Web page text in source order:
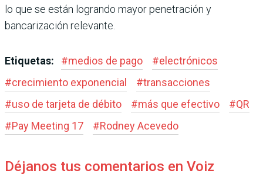
lo que se están logrando mayor penetración y
bancarización relevante.
Etiquetas: #medios de pago #electrónicos
#crecimiento exponencial #transacciones
#uso de tarjeta de débito #más que efectivo #QR
#Pay Meeting 17 #Rodney Acevedo
Déjanos tus comentarios en Voiz